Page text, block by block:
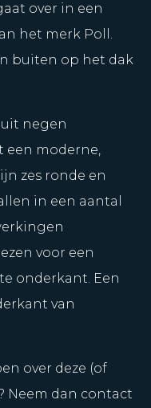
over in een
het merk Poll.
buiten op het dak
uit negen
een moderne,
zes ronde en
in een aantal
voor een
onderkant. Een
van
over deze (of
Neem dan contact